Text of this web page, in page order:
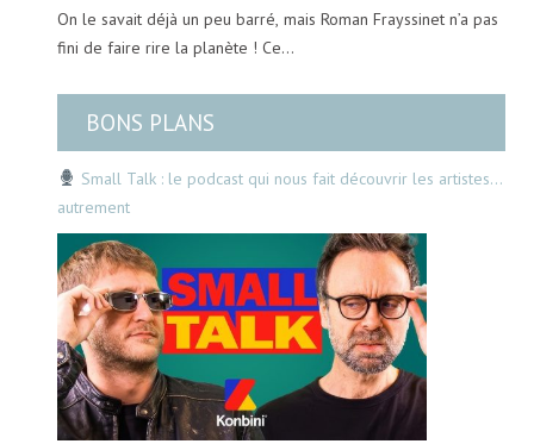
On le savait déjà un peu barré, mais Roman Frayssinet n’a pas
fini de faire rire la planète ! Ce…
BONS PLANS
Small Talk : le podcast qui nous fait découvrir les artistes…
autrement